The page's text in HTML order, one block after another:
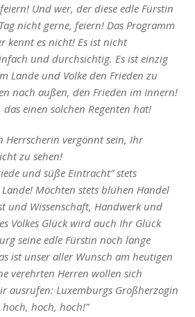
Und wer, der diese edle Fürstin
nicht gerne, feiern! Das Programm
kennt es nicht! Es ist nicht
und durchsichtig. Es ist einzig
Lande und Volke den Frieden zu
nach außen, den Frieden im Innern!
einen solchen Regenten hat!
Herrscherin vergönnt sein, Ihr
zu sehen!
und süße Eintracht” stets
Möchten stets blühen Handel
und Wissenschaft, Handwerk und
Volkes Glück wird auch Ihr Glück
seine edle Fürstin noch lange
ist unser aller Wunsch am heutigen
verehrten Herren wollen sich
ausrufen: Luxemburgs Großherzogin
hoch, hoch!”